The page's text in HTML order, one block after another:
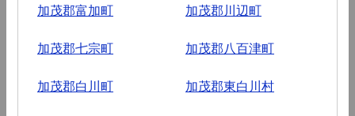
加茂郡富加町 加茂郡川辺町
加茂郡七宗町 加茂郡八百津町
加茂郡白川町 加茂郡東白川村